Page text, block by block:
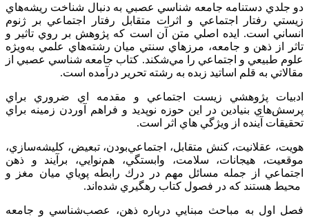
دو جلدي دستنامه جامعه شناسي عصبي به دنبال شناخت ريشه‌هاي
زيستي رفتار اجتماعي و اثرات متقابل رفتار اجتماعي بر ژنوم
انساني است. ايده اصلي متن آن است كه پژوهش بر روي تاثير و
تاثر از ذهن و جامعه، مرزهاي سنتي ميان رشته‌هاي علمي به‌ويژه
علوم طبيعي و اجتماعي را مي‌شكند. كتاب جامعه شناسي عصبي از
مقالاتي به قلم اساتيد زبده به رشته تحرير درآمده است.
ادبيات پژوهشي زيست اجتماعي و مقدمه اي ضروري براي
پرسش‌هاي بنيادين در اين حوزه نوپديد و فراهم آوردن زمينه براي
تحقيقات آينده از ويژگي هاي اثر است.
هويت، عقلانيت، كنش متقابل، اجتماعي‌بودن، تبعيض، كليشه‌سازي،
موقعيت، هيجانات، سلامت، وابستگي، هم‌نوايي، برآيند و ذهن
اجتماعي از جمله مسائل مهم در درك رابطه پوياي ميان مغز و
محيط هستند كه در فصول كتاب رهگيري شده‌اند.
فصل اول به مباحث مبنايي درباره ذهن، عصب‌شناسي و جامعه